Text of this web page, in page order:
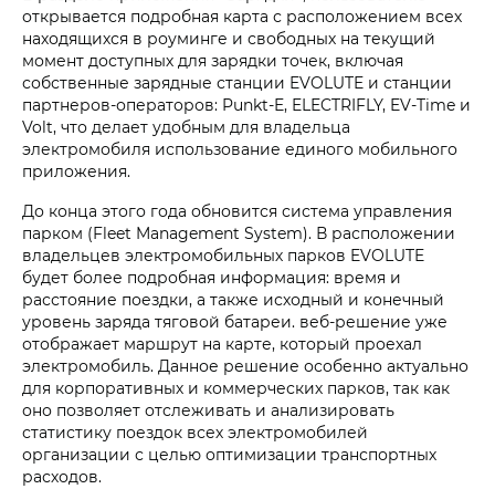
открывается подробная карта с расположением всех
находящихся в роуминге и свободных на текущий
момент доступных для зарядки точек, включая
собственные зарядные станции EVOLUTE и станции
партнеров-операторов: Punkt-E, ELECTRIFLY, EV-Time и
Volt, что делает удобным для владельца
электромобиля использование единого мобильного
приложения.
До конца этого года обновится система управления
парком (Fleet Management System). В расположении
владельцев электромобильных парков EVOLUTE
будет более подробная информация: время и
расстояние поездки, а также исходный и конечный
уровень заряда тяговой батареи. веб-решение уже
отображает маршрут на карте, который проехал
электромобиль. Данное решение особенно актуально
для корпоративных и коммерческих парков, так как
оно позволяет отслеживать и анализировать
статистику поездок всех электромобилей
организации с целью оптимизации транспортных
расходов.